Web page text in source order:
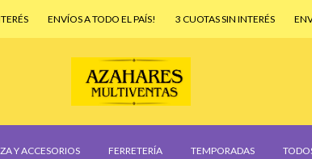
ENVÍOS A TODO EL PAÍS! 3 CUOTAS SIN INTERÉS
Y ACCESORIOS FERRETERÍA TEMPORADAS